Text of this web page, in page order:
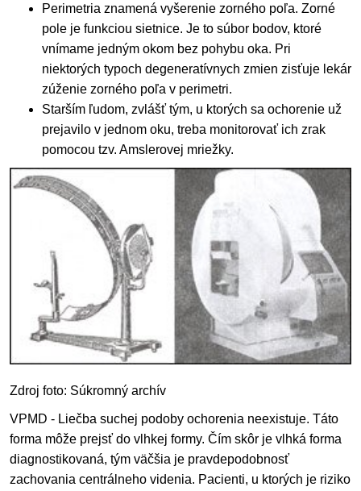
Perimetria znamená vyšerenie zorného poľa. Zorné
pole je funkciou sietnice. Je to súbor bodov, ktoré
vnímame jedným okom bez pohybu oka. Pri
niektorých typoch degeneratívnych zmien zisťuje lekár
zúženie zorného poľa v perimetri.
Starším ľudom, zvlášť tým, u ktorých sa ochorenie už
prejavilo v jednom oku, treba monitorovať ich zrak
pomocou tzv. Amslerovej mriežky.
Zdroj foto: Súkromný archív
VPMD - Liečba suchej podoby ochorenia neexistuje. Táto
forma môže prejsť do vlhkej formy. Čím skôr je vlhká forma
diagnostikovaná, tým väčšia je pravdepodobnosť
zachovania centrálneho videnia. Pacienti, u ktorých je riziko